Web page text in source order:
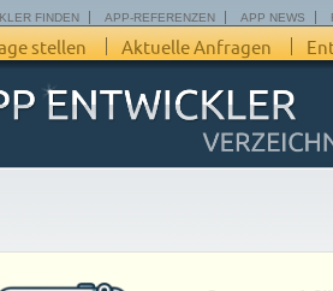
FINDEN APP-REFERENZEN APP NEWS
stellen Aktuelle Anfragen